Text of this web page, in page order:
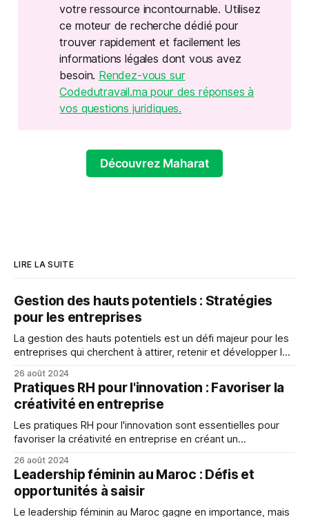
votre ressource incontournable. Utilisez
ce moteur de recherche dédié pour
trouver rapidement et facilement les
informations légales dont vous avez
besoin. Rendez-vous sur
Codedutravail.ma pour des réponses à
vos questions juridiques.
Découvrez Maharat
LIRE LA SUITE
Gestion des hauts potentiels : Stratégies
pour les entreprises
La gestion des hauts potentiels est un défi majeur pour les
entreprises qui cherchent à attirer, retenir et développer les
26 août 2024
Pratiques RH pour l'innovation : Favoriser la
créativité en entreprise
Les pratiques RH pour l'innovation sont essentielles pour
favoriser la créativité en entreprise en créant un
communication, et en récompensant l'innovation.
26 août 2024
Leadership féminin au Maroc : Défis et
opportunités à saisir
Le leadership féminin au Maroc gagne en importance, mais